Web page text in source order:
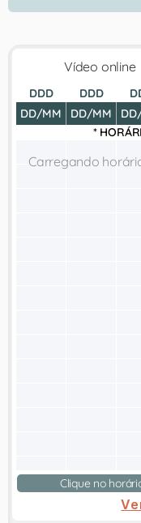
Vídeo online
DDD
DD/MM
DDD
DD/MM
*
Carregando
Clique no